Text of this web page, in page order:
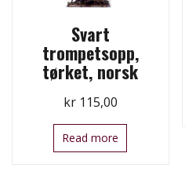
Svart
trompetsopp,
tørket, norsk
kr115,00
Read more